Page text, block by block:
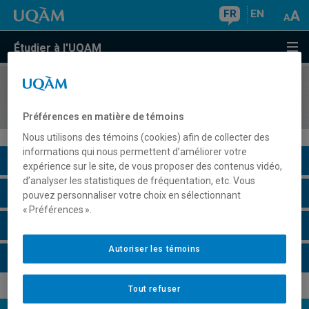
FR EN
Étudier à l'UQAM
COURS//
Description du cours
Horaire - Été 2026
Préférences en matière de témoins
Nous utilisons des témoins (cookies) afin de collecter des
informations qui nous permettent d’améliorer votre
expérience sur le site, de vous proposer des contenus vidéo,
d’analyser les statistiques de fréquentation, etc. Vous
pouvez personnaliser votre choix en sélectionnant
« Préférences ».
Tout refuser
Autoriser les témoins